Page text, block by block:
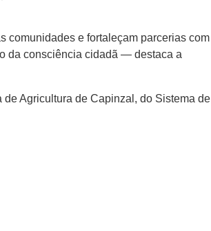
comunidades e fortaleçam parcerias com
da consciência cidadã — destaca a
Agricultura de Capinzal, do Sistema de